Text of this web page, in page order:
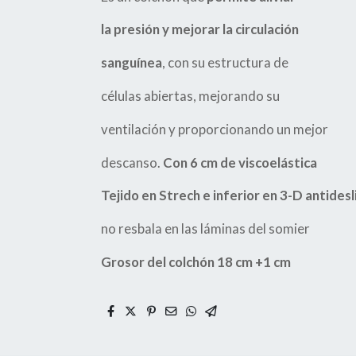
la presión y mejorar la circulación
sanguínea, con su estructura de
células abiertas, mejorando su
ventilación y proporcionando un mejor
descanso. Con 6 cm de viscoelástica
Tejido en Strech e inferior en 3-D
no resbala en las láminas del somier
Grosor del colchón 18 cm +1 cm